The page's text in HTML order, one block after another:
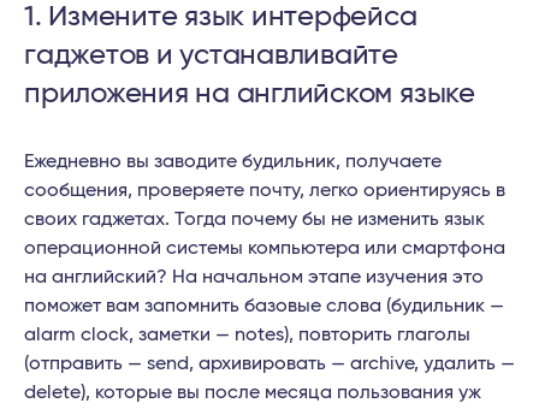
1. Измените язык интерфейса
гаджетов и устанавливайте
приложения на английском языке
Ежедневно вы заводите будильник, получаете
сообщения, проверяете почту, легко ориентируясь в
своих гаджетах. Тогда почему бы не изменить язык
операционной системы компьютера или смартфона
на английский? На начальном этапе изучения это
поможет вам запомнить базовые слова (будильник —
alarm clock, заметки — notes), повторить глаголы
(отправить — send, архивировать — archive, удалить —
delete), которые вы после месяца пользования уж